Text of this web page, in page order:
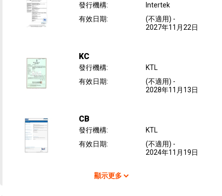
發行機構:
Intertek
有效日期: (不適用) -
2027年11月22日
KC
發行機構:
KTL
有效日期: (不適用) -
2028年11月13日
CB
發行機構:
KTL
有效日期: (不適用) -
2024年11月19日
顯示更多